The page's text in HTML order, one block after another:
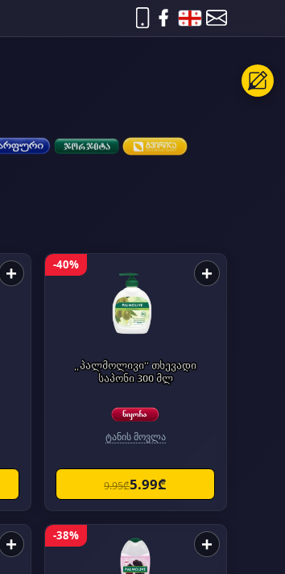
+ -40% +
„პალმოლივი“ თხევადი
საპონი 300 მლ
ტანის მოვლა
9.95₾5.99₾
+ -38% +